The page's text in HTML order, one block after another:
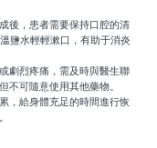
，患者需要保持口腔的清
鹽水輕輕漱口，有助于消炎
烈疼痛，需及時與醫生聯
不可隨意使用其他藥物。
給身體充足的時間進行恢